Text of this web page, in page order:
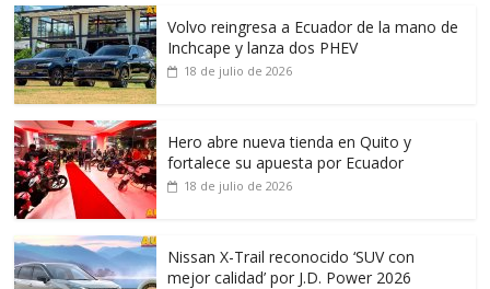
Volvo reingresa a Ecuador de la mano de
Inchcape y lanza dos PHEV
18 de julio de 2026
Hero abre nueva tienda en Quito y
fortalece su apuesta por Ecuador
18 de julio de 2026
Nissan X-Trail reconocido ‘SUV con
mejor calidad’ por J.D. Power 2026